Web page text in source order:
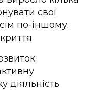
свої
по-іншому.
діяльність